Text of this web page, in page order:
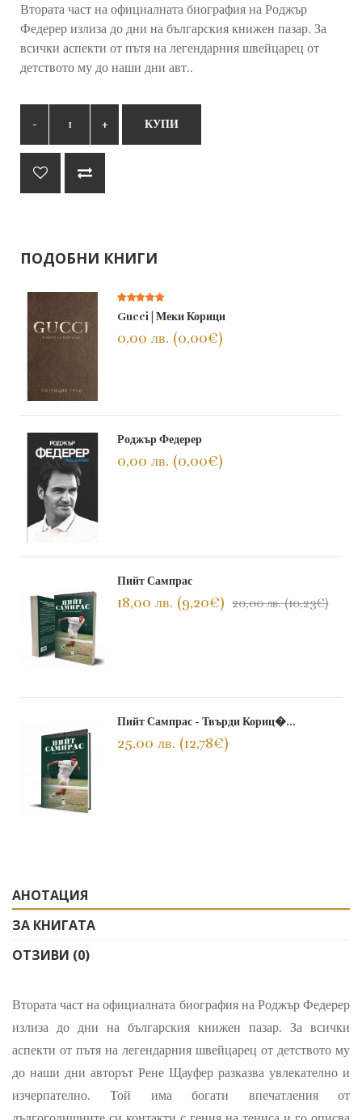
Втората част на официалната биография на Роджър
Федерер излиза до дни на българския книжен пазар. За
всички аспекти от пътя на легендарния швейцарец от
детството му до наши дни авт..
КУПИ
ПОДОБНИ КНИГИ
Gucci | Меки Корици
0,00 лв. (0,00€)
Роджър Федерер
0,00 лв. (0,00€)
Пийт Сампрас
18,00 лв. (9,20€) 20,00 лв. (10,23€)
Пийт Сампрас - Твърди Кориц�...
25,00 лв. (12,78€)
АНОТАЦИЯ
ЗА КНИГАТА
ОТЗИВИ (0)
Втората част на официалната биография на Роджър Федерер
излиза до дни на българския книжен пазар. За всички
аспекти от пътя на легендарния швейцарец от детството му
до наши дни авторът Рене Щауфер разказва увлекателно и
изчерпателно. Той има богати впечатления от